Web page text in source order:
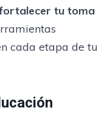
tu toma
cada etapa de tu